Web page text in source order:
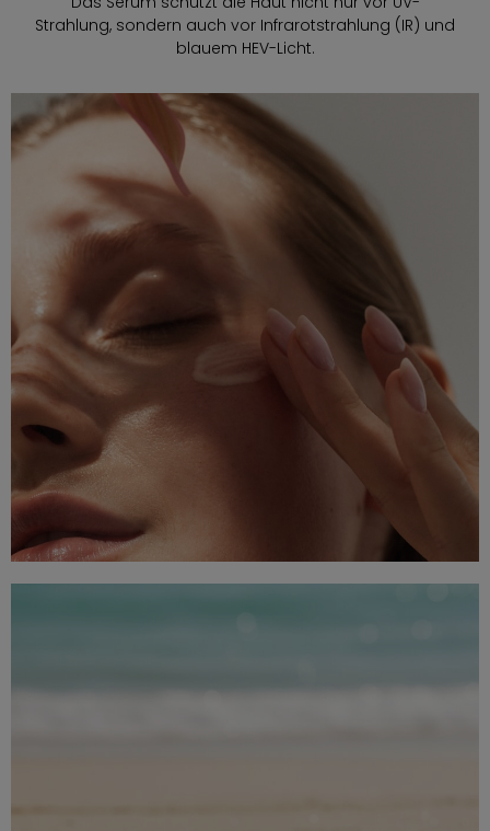
Strahlung, sondern auch vor Infrarotstrahlung (IR) und
blauem HEV-Licht.